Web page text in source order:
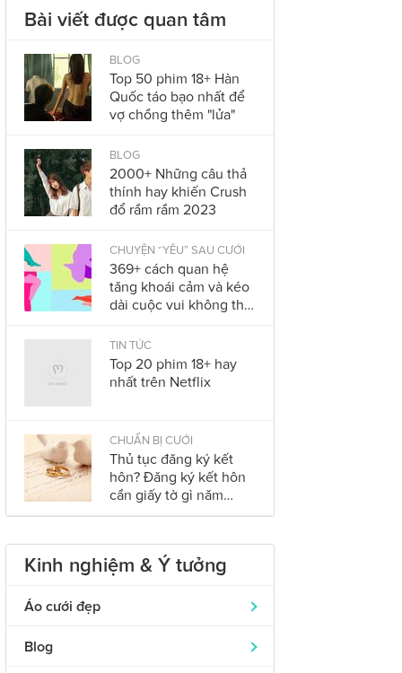
Bài viết được quan tâm
BLOG
Top 50 phim 18+ Hàn
Quốc táo bạo nhất để
vợ chồng thêm "lửa"
BLOG
2000+ Những câu thả
thính hay khiến Crush
đổ rầm rầm 2023
CHUYỆN “YÊU” SAU CƯỚI
369+ cách quan hệ
tăng khoái cảm và kéo
dài cuộc vui không thể
2023
TIN TỨC
Top 20 phim 18+ hay
nhất trên Netflix
CHUẨN BỊ CƯỚI
Thủ tục đăng ký kết
hôn? Đăng ký kết hôn
cần giấy tờ gì năm
2023?
Kinh nghiệm & Ý tưởng
Áo cưới đẹp
Áo dài cưới
319
Blog